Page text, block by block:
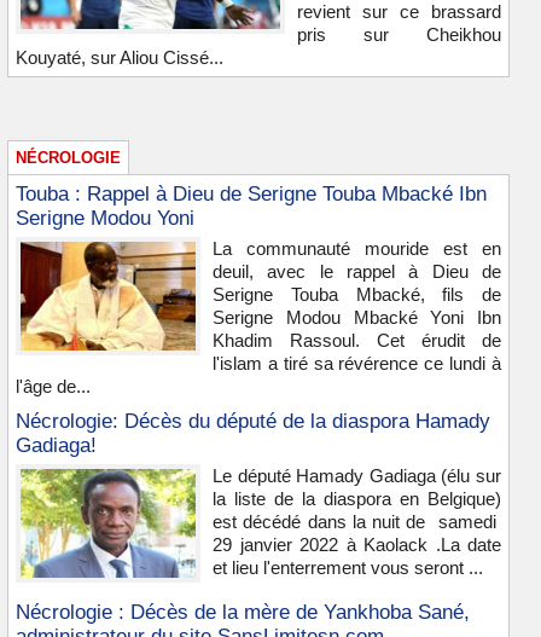
revient sur ce brassard
pris sur Cheikhou
Kouyaté, sur Aliou Cissé...
NÉCROLOGIE
Touba : Rappel à Dieu de Serigne Touba Mbacké Ibn
Serigne Modou Yoni
La communauté mouride est en
deuil, avec le rappel à Dieu de
Serigne Touba Mbacké, fils de
Serigne Modou Mbacké Yoni Ibn
Khadim Rassoul. Cet érudit de
l'islam a tiré sa révérence ce lundi à
l'âge de...
Nécrologie: Décès du député de la diaspora Hamady
Gadiaga!
Le député Hamady Gadiaga (élu sur
la liste de la diaspora en Belgique)
est décédé dans la nuit de samedi
29 janvier 2022 à Kaolack .La date
et lieu l'enterrement vous seront ...
Nécrologie : Décès de la mère de Yankhoba Sané,